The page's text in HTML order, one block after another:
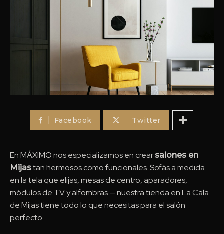
Facebook Twitter
En MÁXIMO nos especializamos en crearsalones en
Mijastan hermosos como funcionales. Sofás a medida
en la tela que elijas, mesas de centro, aparadores,
módulos de TV y alfombras — nuestra tienda en La Cala
de Mijas tiene todo lo que necesitas para el salón
perfecto.